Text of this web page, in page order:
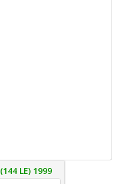
(144 LE) 1999